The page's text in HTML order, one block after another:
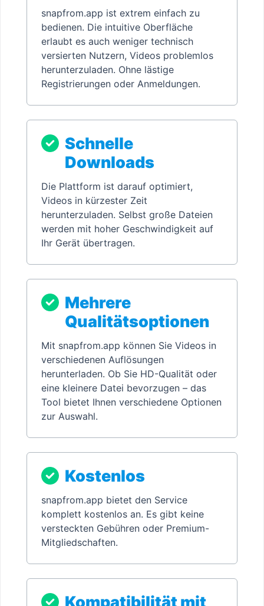
snapfrom.app ist extrem einfach zu
bedienen. Die intuitive Oberfläche
erlaubt es auch weniger technisch
versierten Nutzern, Videos problemlos
herunterzuladen. Ohne lästige
Registrierungen oder Anmeldungen.
Schnelle
Downloads
Die Plattform ist darauf optimiert,
Videos in kürzester Zeit
herunterzuladen. Selbst große Dateien
werden mit hoher Geschwindigkeit auf
Ihr Gerät übertragen.
Mehrere
Qualitätsoptionen
Mit snapfrom.app können Sie Videos in
verschiedenen Auflösungen
herunterladen. Ob Sie HD-Qualität oder
eine kleinere Datei bevorzugen – das
Tool bietet Ihnen verschiedene Optionen
zur Auswahl.
Kostenlos
snapfrom.app bietet den Service
komplett kostenlos an. Es gibt keine
versteckten Gebühren oder Premium-
Mitgliedschaften.